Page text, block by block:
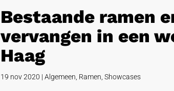
Bestaande ramen
vervangen in een
Haag
19 nov 2020 | Algemeen Ramen Showcases